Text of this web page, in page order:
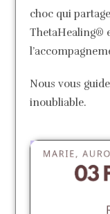
choc qui
ThetaHealing®
Nous vous
inoubliable.